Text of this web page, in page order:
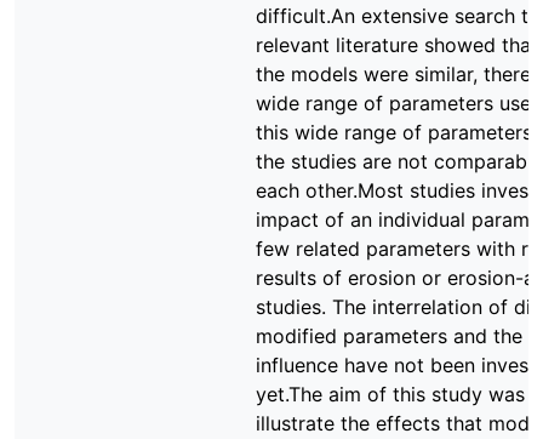
difficult.An extensive search
relevant literature showed
the models were similar, there
wide range of parameters
this wide range of
the studies are not
each other.Most studies
impact of an individual
few related parameters with
results of erosion or erosion-
studies. The interrelation of
modified parameters and the
influence have not been
yet.The aim of this study was
illustrate the effects that